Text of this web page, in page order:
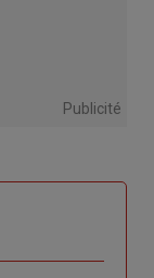
Publicité